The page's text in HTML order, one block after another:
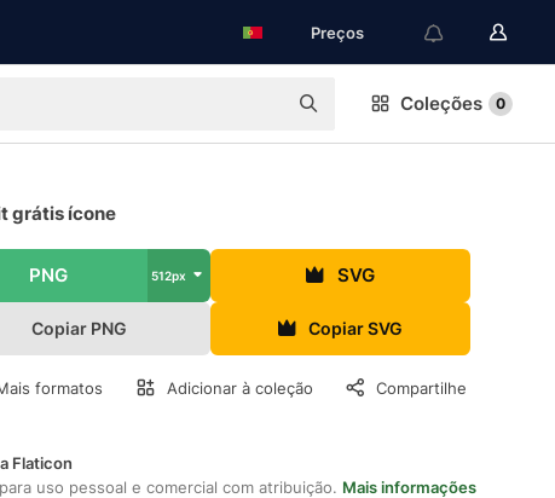
Preços
Coleções 0
grátis ícone
PNG 512px SVG
Copiar PNG Copiar SVG
formatos Adicionar à coleção Compartilhe
Flaticon
uso pessoal e comercial com atribuição. Mais informações